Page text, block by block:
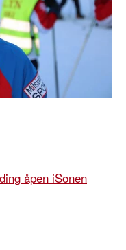
åpen iSonen